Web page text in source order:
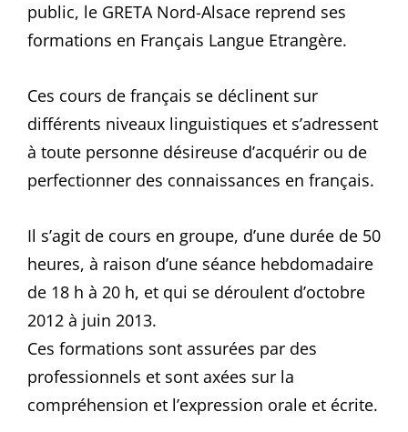
public, le GRETA Nord-Alsace reprend ses
formations en Français Langue Etrangère.
Ces cours de français se déclinent sur
différents niveaux linguistiques et s’adressent
à toute personne désireuse d’acquérir ou de
perfectionner des connaissances en français.
Il s’agit de cours en groupe, d’une durée de 50
heures, à raison d’une séance hebdomadaire
de 18 h à 20 h, et qui se déroulent d’octobre
2012 à juin 2013.
Ces formations sont assurées par des
professionnels et sont axées sur la
compréhension et l’expression orale et écrite.